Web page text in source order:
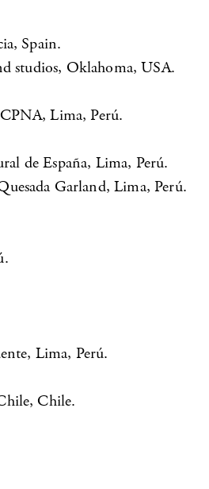
Spain.
studios, Oklahoma, USA.
Lima, Perú.
de España, Lima, Perú.
Garland, Lima, Perú.
Lima, Perú.
Chile.